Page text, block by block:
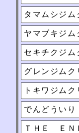
タマムシジム
ヤマブキジム
セキチクジム
グレンジムク
トキワジムク
でんどういり
ＴＨＥ ＥＮ